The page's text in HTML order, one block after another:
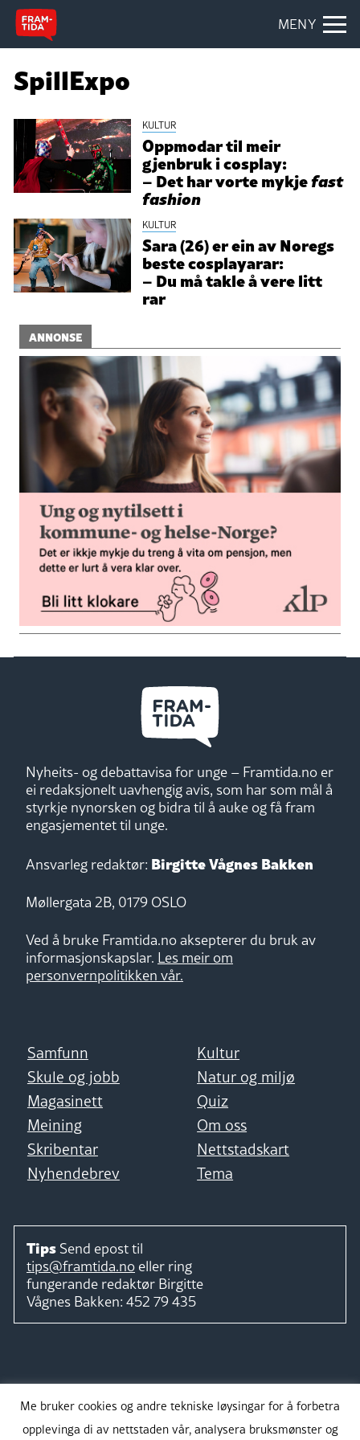
MENY
SpillExpo
KULTUR
Oppmodar til meir
gjenbruk i cosplay:
– Det har vorte mykjefast
fashion
KULTUR
Sara (26) er ein av Noregs
beste cosplayarar:
– Du må takle å vere litt
rar
ANNONSE
Nyheits- og debattavisa for unge – Framtida.no er
ei redaksjonelt uavhengig avis, som har som mål å
styrkje nynorsken og bidra til å auke og få fram
engasjementet til unge.
Ansvarleg redaktør: Birgitte Vågnes Bakken
Møllergata 2B, 0179 OSLO
Ved å bruke Framtida.no aksepterer du bruk av
informasjonskapslar. Les meir om
personvernpolitikken vår.
Samfunn
Kultur
Skule og jobb
Natur og miljø
Magasinett
Quiz
Meining
Om oss
Skribentar
Nettstadskart
Nyhendebrev
Tema
Tips Send epost til
tips@framtida.no eller ring
fungerande redaktør Birgitte
Vågnes Bakken: 452 79 435
Me bruker cookies og andre tekniske løysingar for å forbetra
opplevinga di av nettstaden vår, analysera bruksmønster og